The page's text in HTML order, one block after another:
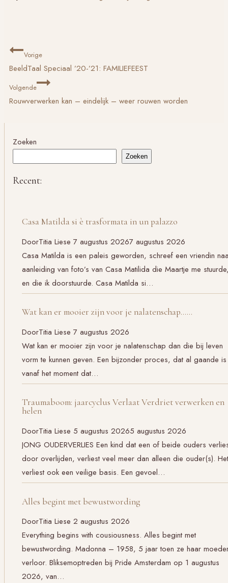
Bericht
navigatie
Vorige
BeeldTaal Speciaal ’20-’21: FAMILIEFEEST
Volgende
Rouwverwerken kan – eindelijk – weer rouwen worden
Zoeken
Zoeken
Recent:
Casa Matilda si è trasformata in un palazzo
DoorTitia Liese 7 augustus 20267 augustus 2026
Casa Matilda is een paleis geworden, schreef een vriendin
aanleiding van foto’s van Casa Matilida die Maartje me
en die ik doorstuurde. Casa Matilda si…
Wat kan er mooier zijn voor je nalatenschap……
DoorTitia Liese 7 augustus 2026
Wat kan er mooier zijn voor je nalatenschap dan die bij leven
vorm te kunnen geven. Een bijzonder proces, dat al gaande is
vanaf het moment dat…
Traumaboom: jaarcyclus Verlaat Verdriet verwerken en
helen
DoorTitia Liese 5 augustus 20265 augustus 2026
JONG OUDERVERLIES Een kind dat een of beide ouders
door overlijden, verliest veel meer dan alleen die ouder(s). Het
verliest ook een veilige basis. Een gevoel…
Alles begint met bewustwording
DoorTitia Liese 2 augustus 2026
Everything begins with cousiousness. Alles begint met
bewustwording. Madonna – 1958, 5 jaar toen ze haar
verloor. Bliksemoptreden bij Pride Amsterdam op 1 augustus
2026, van…